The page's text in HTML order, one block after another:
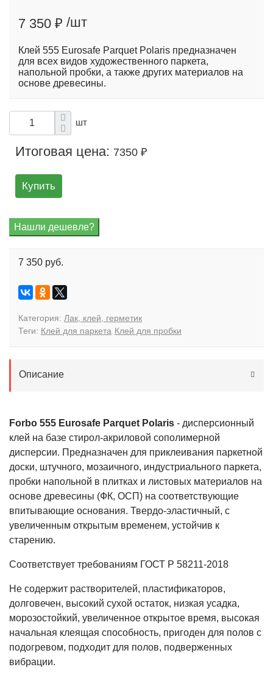
7 350 ₽ /шт
Клей 555 Eurosafe Parquet Polaris предназначен
для всех видов художественного паркета,
напольной пробки, а также других материалов на
основе древесины.
шт
Итоговая цена: 7350 ₽
Купить
7 350 руб.
Категория: Лак, клей, герметик
Теги: Клей для паркета Клей для пробки
Описание
Forbo 555 Eurosafe Parquet Polaris - дисперсионный
клей на базе стирол-акриловой сополимерной
дисперсии. Предназначен для приклеивания паркетной
доски, штучного, мозаичного, индустриального паркета,
пробки напольной в плитках и листовых материалов на
основе древесины (ФК, ОСП) на соответствующие
впитывающие основания. Твердо-эластичный, с
увеличенным открытым временем, устойчив к
старению.
Соответствует требованиям ГОСТ Р 58211-2018
Не содержит растворителей, пластификаторов,
долговечен, высокий сухой остаток, низкая усадка,
морозостойкий, увеличенное открытое время, высокая
начальная клеящая способность, пригоден для полов с
подогревом, подходит для полов, подверженных
вибрации.